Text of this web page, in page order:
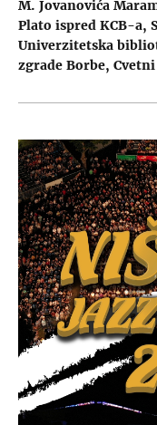
M. Jovanovića
Plato ispred KCB-a
Univerzitetska
zgrade Borbe